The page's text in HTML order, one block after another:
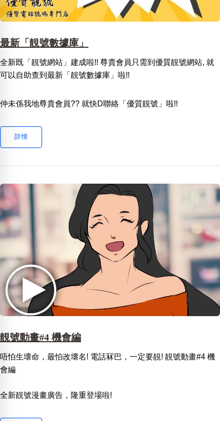
最新「靚號數據庫」
全新既「靚號網站」建成啦!! 尊貴會員只需到優質靚號網站, 就
可以自助查到最新「靚號數據庫」啦!!
仲未係我地尊貴會員?? 就快D聯絡「優質靚號」啦!!
詳情
靚號動畫#4 機會編
唔怕生壞命，最怕改壞名! 電話冧巴，一定要靚! 靚號動畫#4 機
會編
全新靚號漫畫廣告，隆重登場啦!